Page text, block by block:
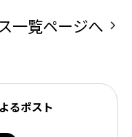
一覧ページへ
るポスト